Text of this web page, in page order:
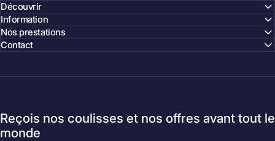
Découvrir
Information
Nos prestations
Contact
Reçois nos coulisses et nos offres avant tout le
monde